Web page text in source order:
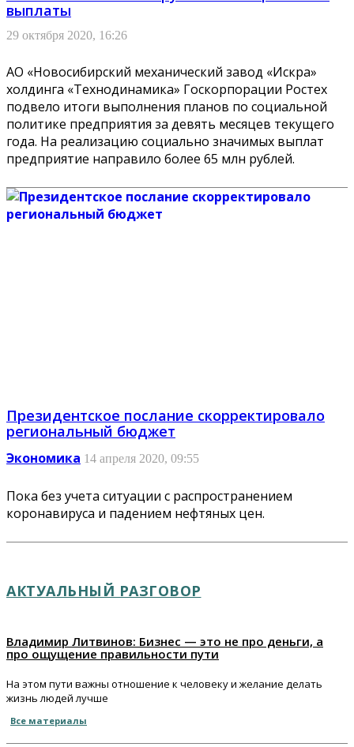
выплаты
29 октября 2020, 16:26
АО «Новосибирский механический завод «Искра»
холдинга «Технодинамика» Госкорпорации Ростех
подвело итоги выполнения планов по социальной
политике предприятия за девять месяцев текущего
года. На реализацию социально значимых выплат
предприятие направило более 65 млн рублей.
Президентское послание скорректировало
региональный бюджет
Экономика 14 апреля 2020, 09:55
Пока без учета ситуации с распространением
коронавируса и падением нефтяных цен.
АКТУАЛЬНЫЙ РАЗГОВОР
Владимир Литвинов: Бизнес — это не про деньги, а
про ощущение правильности пути
На этом пути важны отношение к человеку и желание делать
жизнь людей лучше
Все материалы